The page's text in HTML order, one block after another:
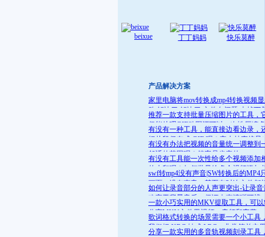
beixue 丁丁妈妈 快乐莫醉
产品解决方案
家里电脑将mov转换成mp4转换视频
败 解决了:解决了 文件名问题 去掉下
就可
推荐一款支持批量压缩图片的工具，
仅能处理GIF动图还可以一次性压缩
件
有没有一种工具，能直接边看边录，
把片段保存成 GIF 呢？它支持直接导
GIF 格式，
有没有办法把视频的音量统一调整到
舒适的范围呢？答案是肯定的
有没有工具能一次性给多个视频添加
的水印呢？如何批量给多个视频添加
的水印
swf转mp4没有声音|SW转换后的MP4
画面，没有声音，甚至有时连文件都
开
如何让录音部分的人声更突出-让录音
略高于背景音乐，保证人声清晰可辨
一款小巧实用的MKV提取工具，可
分离MKV文件里视频、音频和字幕
歌词格式转换的场景需要一个小工具
我们把 KRC 转成 LRC，非常简单实
分享一款实用的多音轨视频刻录工具